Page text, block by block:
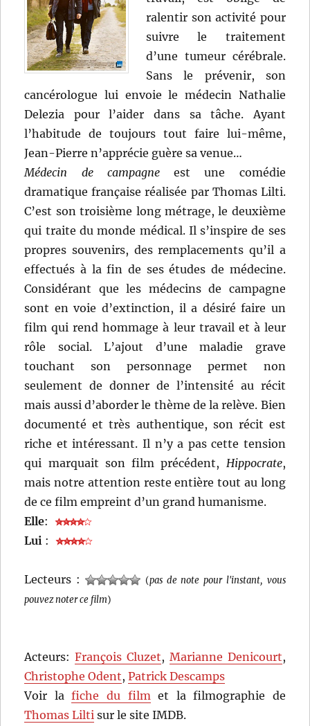
ralentir son activité pour
suivre le traitement
d’une tumeur cérébrale.
Sans le prévenir, son
cancérologue lui envoie le médecin Nathalie
Delezia pour l’aider dans sa tâche. Ayant
l’habitude de toujours tout faire lui-même,
Jean-Pierre n’apprécie guère sa venue…
Médecin de campagneest une comédie
dramatique française réalisée par Thomas Lilti.
C’est son troisième long métrage, le deuxième
qui traite du monde médical. Il s’inspire de ses
propres souvenirs, des remplacements qu’il a
effectués à la fin de ses études de médecine.
Considérant que les médecins de campagne
sont en voie d’extinction, il a désiré faire un
film qui rend hommage à leur travail et à leur
rôle social. L’ajout d’une maladie grave
touchant son personnage permet non
seulement de donner de l’intensité au récit
mais aussi d’aborder le thème de la relève. Bien
documenté et très authentique, son récit est
riche et intéressant. Il n’y a pas cette tension
qui marquait son film précédent, Hippocrate,
mais notre attention reste entière tout au long
de ce film empreint d’un grand humanisme.
Elle:
Lui :
Lecteurs : (pas de note pour l'instant, vous
pouvez noter ce film)
Acteurs:François Cluzet, Marianne Denicourt,
Christophe Odent,Patrick Descamps
Voir lafiche du film et la filmographie de
Thomas Lilti sur le site IMDB.